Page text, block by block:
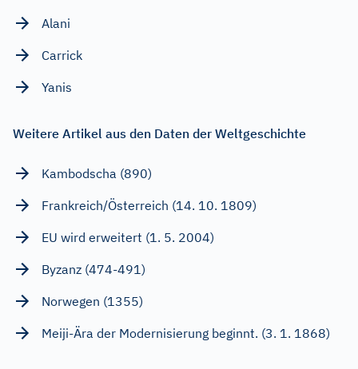
Alani
Carrick
Yanis
Weitere Artikel aus den Daten der Weltgeschichte
Kambodscha (890)
Frankreich/Österreich (14. 10. 1809)
EU wird erweitert (1. 5. 2004)
Byzanz (474-491)
Norwegen (1355)
Meiji-Ära der Modernisierung beginnt. (3. 1. 1868)